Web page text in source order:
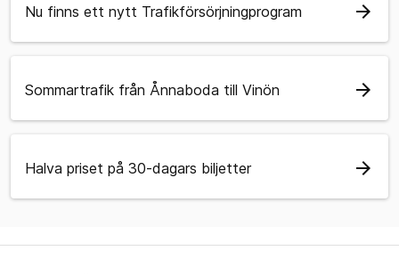
Nu finns ett nytt Trafikförsörjningprogram arrow_forward
Sommartrafik från Ånnaboda till Vinön arrow_forward
Halva priset på 30-dagars biljetter arrow_forward